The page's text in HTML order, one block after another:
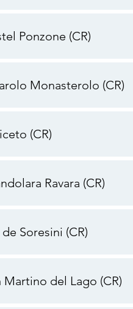
Ponzone (CR)
Monasterolo (CR)
(CR)
Ravara (CR)
de Soresini (CR)
Martino del Lago (CR)